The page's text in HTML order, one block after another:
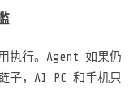
执行。Agent 如果仍
子，AI PC 和手机只